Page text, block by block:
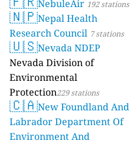
NebuleAir 192 stations
🇳🇵Nepal Health
Research Council 7 stations
🇺🇸Nevada NDEP
Nevada Division of
Environmental
Protection229 stations
🇨🇦New Foundland And
Labrador Department Of
Environment And